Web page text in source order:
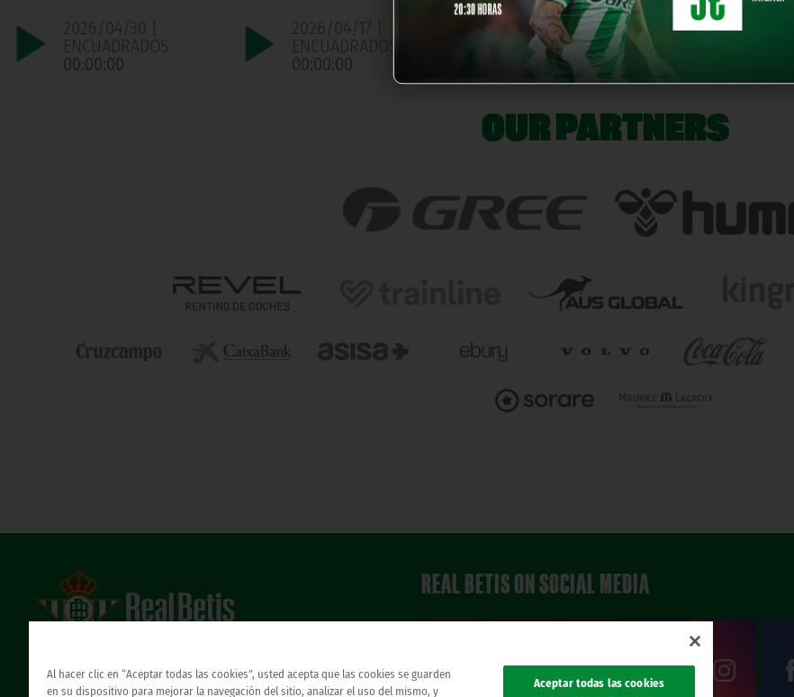
2026/04/30 |
ENCUADRADOS
00:00:00
2026/04/17 |
ENCUADRADOS
00:00:00
2026/04/09 |
ENCUADRADOS
00:00:00
OUR PARTNERS
Atención al Bético
REAL BETIS ON SOCIAL MEDIA
Al hacer clic en “Aceptar todas las cookies”, usted acepta que las cookies se guarden
en su dispositivo para mejorar la navegación del sitio, analizar el uso del mismo, y
Aceptar todas las cookies